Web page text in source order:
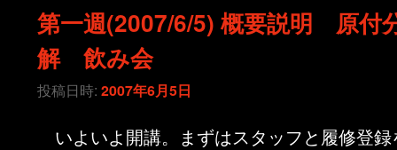
第一週(2007/6/5) 概要説明 原付
解 飲み会
投稿日時:2007年6月5日
いよいよ開講。まずはスタッフと履修登